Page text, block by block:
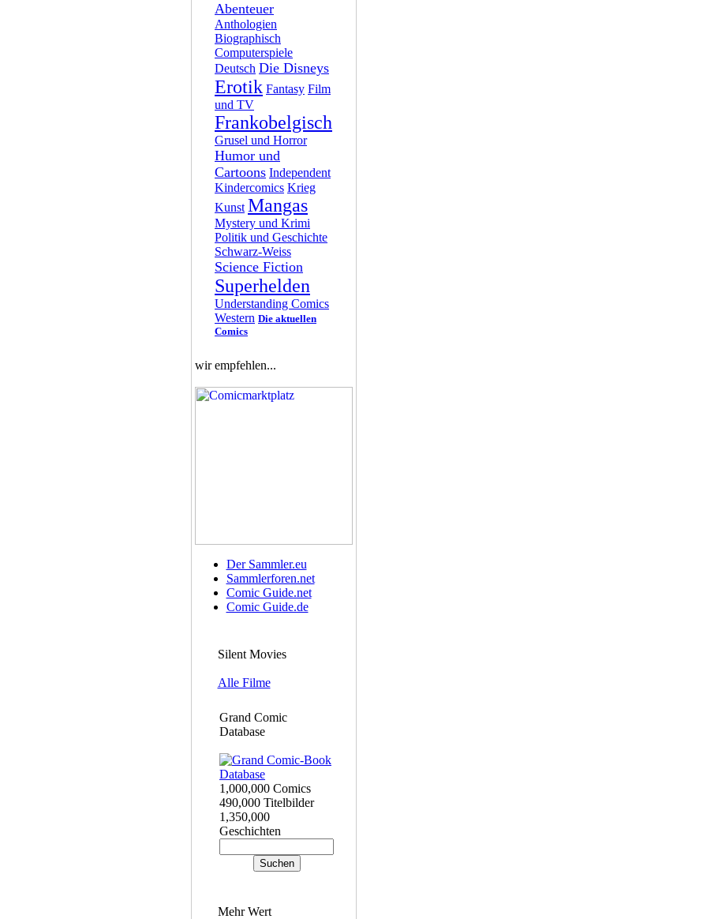
Abenteuer
Anthologien
Biographisch
Computerspiele
Deutsch Die Disneys
Erotik Fantasy Film
und TV
Frankobelgisch
Grusel und Horror
Humor und
Cartoons Independent
Kindercomics Krieg
Kunst Mangas
Mystery und Krimi
Politik und Geschichte
Schwarz-Weiss
Science Fiction
Superhelden
Understanding Comics
Western Die aktuellen
Comics
wir empfehlen...
Der Sammler.eu
Sammlerforen.net
Comic Guide.net
Comic Guide.de
Silent Movies
Alle Filme
Grand Comic
Database
1,000,000 Comics
490,000 Titelbilder
1,350,000
Geschichten
Mehr Wert